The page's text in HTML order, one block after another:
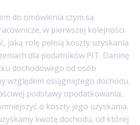
do omówienia czym są
w pierwszej kolejności
jaką rolę pełnią koszty uzyskania
dla podatników PIT. Daninę
dochodowego od osób
względem osiągniętego dochodu.
podstawy opodatkowania,
o koszty jego uzyskania.
kwotę dochodu, od której